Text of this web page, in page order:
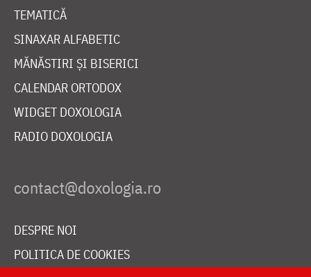
TEMATICĂ
SINAXAR ALFABETIC
MĂNĂSTIRI ȘI BISERICI
CALENDAR ORTODOX
WIDGET DOXOLOGIA
RADIO DOXOLOGIA
DESPRE NOI
POLITICA DE COOKIES